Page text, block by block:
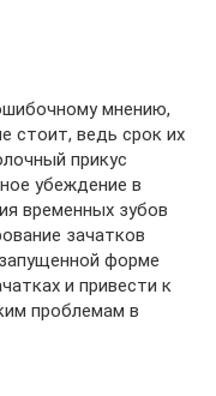
мнению,
стоит, ведь срок их
прикус
убеждение в
временных зубов
зачатков
форме
и привести к
проблемам в